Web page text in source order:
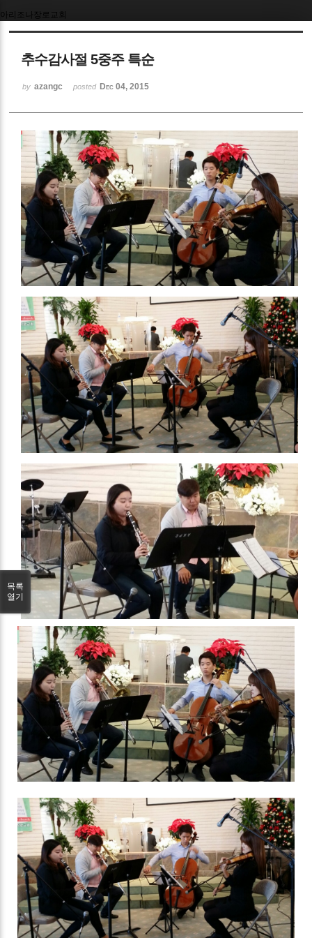
아리조나장로교회
추수감사절 5중주 특순
by azangc posted Dec 04, 2015
목록
열기
Sketchbook5, 스케치북5
Sketchbook5, 스케치북5